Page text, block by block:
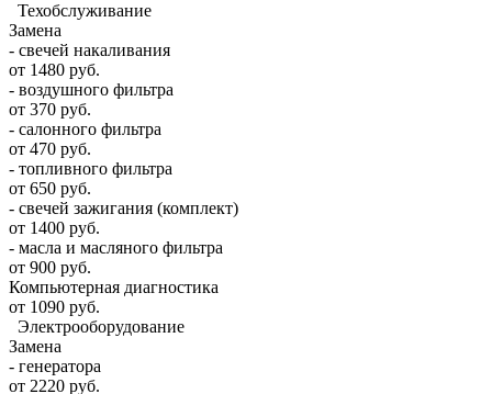
Техобслуживание
Замена
- свечей накаливания
от 1480 руб.
- воздушного фильтра
от 370 руб.
- салонного фильтра
от 470 руб.
- топливного фильтра
от 650 руб.
- свечей зажигания (комплект)
от 1400 руб.
- масла и масляного фильтра
от 900 руб.
Компьютерная диагностика
от 1090 руб.
Электрооборудование
Замена
- генератора
от 2220 руб.